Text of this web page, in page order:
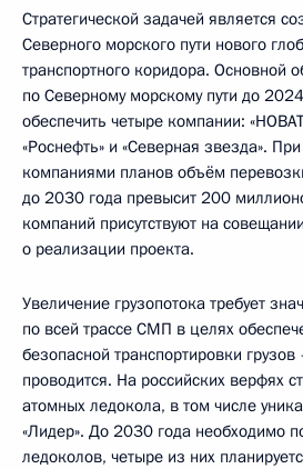
Стратегической задачей является
Северного морского пути нового
транспортного коридора. Основной
по Северному морскому пути до
обеспечить четыре компании:
«Роснефть» и «Северная звезда».
компаниями планов объём
до 2030 года превысит 200
компаний присутствуют на
о реализации проекта.
Увеличение грузопотока требует
по всей трассе СМП в целях
безопасной транспортировки
проводится. На российских верфях
атомных ледокола, в том числе
«Лидер». До 2030 года необходимо
ледоколов, четыре из них